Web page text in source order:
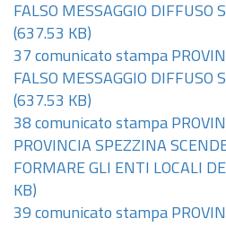
FALSO MESSAGGIO DIFFUSO
(637.53 KB)
37 comunicato stampa
FALSO MESSAGGIO DIFFUSO
(637.53 KB)
38 comunicato stampa
PROVINCIA SPEZZINA
FORMARE GLI ENTI LOCALI
KB)
39 comunicato stampa